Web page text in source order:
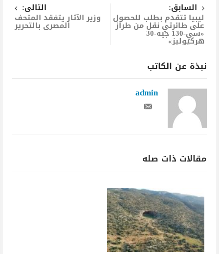
السابق:
ليبيا تتقدم بطلب للحصول
على طائرتي نقل من طراز
«سي-130 جيه-30
هركيوليز»
التالى:
وزير الآثار يتفقد المتحف
المصرى بالتحرير
نبذة عن الكاتب
admin
مقالات ذات صله